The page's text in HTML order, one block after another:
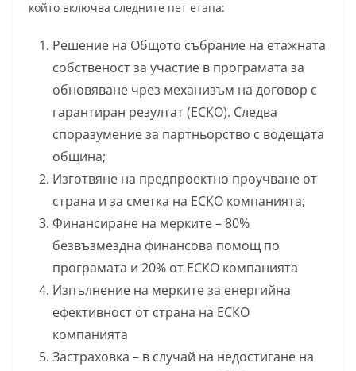
който включва следните пет етапа:
Решение на Общото събрание на етажната
собственост за участие в програмата за
обновяване чрез механизъм на договор с
гарантиран резултат (ЕСКО). Следва
споразумение за партньорство с водещата
община;
Изготвяне на предпроектно проучване от
страна и за сметка на ЕСКО компанията;
Финансиране на мерките – 80%
безвъзмездна финансова помощ по
програмата и 20% от ЕСКО компанията
Изпълнение на мерките за енергийна
ефективност от страна на ЕСКО
компанията
Застраховка – в случай на недостигане на